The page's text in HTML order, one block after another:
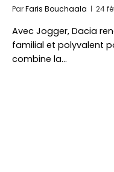
ParFaris Bouchaala 24
Avec Jogger, Dacia
familial et polyvalent
combine la…